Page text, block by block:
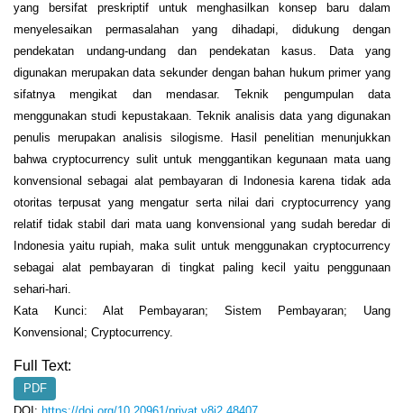
yang bersifat preskriptif untuk menghasilkan konsep baru dalam
menyelesaikan permasalahan yang dihadapi, didukung dengan
pendekatan undang-undang dan pendekatan kasus. Data yang
digunakan merupakan data sekunder dengan bahan hukum primer yang
sifatnya mengikat dan mendasar. Teknik pengumpulan data
menggunakan studi kepustakaan. Teknik analisis data yang digunakan
penulis merupakan analisis silogisme. Hasil penelitian menunjukkan
bahwa cryptocurrency sulit untuk menggantikan kegunaan mata uang
konvensional sebagai alat pembayaran di Indonesia karena tidak ada
otoritas terpusat yang mengatur serta nilai dari cryptocurrency yang
relatif tidak stabil dari mata uang konvensional yang sudah beredar di
Indonesia yaitu rupiah, maka sulit untuk menggunakan cryptocurrency
sebagai alat pembayaran di tingkat paling kecil yaitu penggunaan
sehari-hari.
Kata Kunci: Alat Pembayaran; Sistem Pembayaran; Uang
Konvensional; Cryptocurrency.
Full Text:
PDF